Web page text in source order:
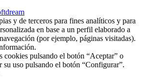
y de terceros para fines analíticos y para
en base a un perfil elaborado a
(por ejemplo, páginas visitadas).
cookies pulsando el botón “Aceptar” o
su uso pulsando el botón “Configurar”.